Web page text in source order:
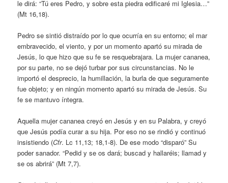
le dirá: “Tú eres Pedro, y sobre esta piedra edificaré mi Iglesia…”
(Mt 16,18).
Pedro se sintió distraído por lo que ocurría en su entorno; el mar
embravecido, el viento, y por un momento apartó su mirada de
Jesús, lo que hizo que su fe se resquebrajara. La mujer cananea,
por su parte, no se dejó turbar por sus circunstancias. No le
importó el desprecio, la humillación, la burla de que seguramente
fue objeto; y en ningún momento apartó su mirada de Jesús. Su
fe se mantuvo íntegra.
Aquella mujer cananea creyó en Jesús y en su Palabra, y creyó
que Jesús podía curar a su hija. Por eso no se rindió y continuó
insistiendo (Cfr. Lc 11,13; 18,1-8). De ese modo “disparó” Su
poder sanador. “Pedid y se os dará; buscad y hallaréis; llamad y
se os abrirá” (Mt 7,7).